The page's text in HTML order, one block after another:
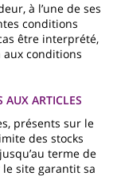
à l’une de ses
conditions
être interprété,
conditions
AUX ARTICLES
présents sur le
des stocks
terme de
site garantit sa